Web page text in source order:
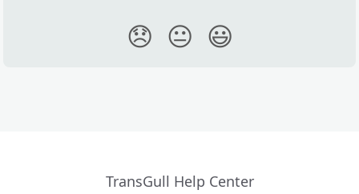
😞 😐 😃
TransGull Help Center